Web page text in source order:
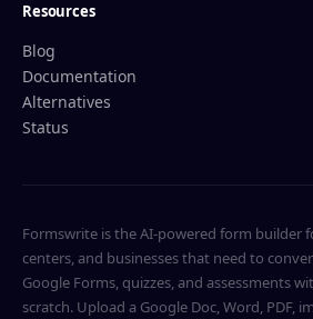
Resources
Blog
Documentation
Alternatives
Status
Formswrite is the AI-powered form builder
centers, and businesses that need to
Google Forms, quizzes, and assessments
scratch. Upload a Google Doc, Word, PDF,